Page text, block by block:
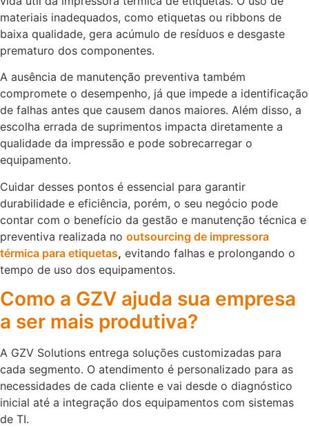
materiais inadequados, como etiquetas ou ribbons de
baixa qualidade, gera acúmulo de resíduos e desgaste
prematuro dos componentes.
A ausência de manutenção preventiva também
compromete o desempenho, já que impede a identificação
de falhas antes que causem danos maiores. Além disso, a
escolha errada de suprimentos impacta diretamente a
qualidade da impressão e pode sobrecarregar o
equipamento.
Cuidar desses pontos é essencial para garantir
durabilidade e eficiência, porém, o seu negócio pode
contar com o benefício da gestão e manutenção técnica e
preventiva realizada no outsourcing de impressora
térmica para etiquetas, evitando falhas e prolongando o
tempo de uso dos equipamentos.
Como a GZV ajuda sua empresa
a ser mais produtiva?
A GZV Solutions entrega soluções customizadas para
cada segmento. O atendimento é personalizado para as
necessidades de cada cliente e vai desde o diagnóstico
inicial até a integração dos equipamentos com sistemas
de TI.